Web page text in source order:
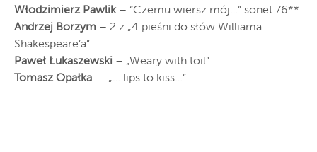
Włodzimierz Pawlik – “Czemu wiersz mój…” sonet 76**
Andrzej Borzym – 2 z „4 pieśni do słów Williama
Shakespeare’a”
Paweł Łukaszewski – „Weary with toil”
Tomasz Opałka – „… lips to kiss…”